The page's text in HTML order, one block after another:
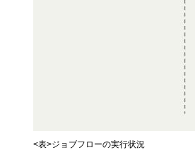
<表>ジョブフローの実行状況